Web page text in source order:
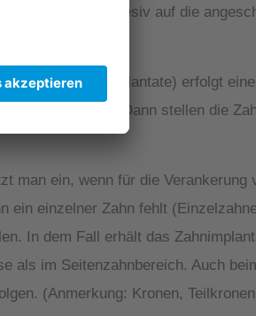
mit Zement adhesiv auf die
oder Zahnimplantate) erfolgt
entspricht. Dann stellen die
man ein, wenn für die Verankerung
ein einzelner Zahn fehlt
In dem Fall erhält das
als im Seitenzahnbereich. Auch
(Anmerkung: Kronen,